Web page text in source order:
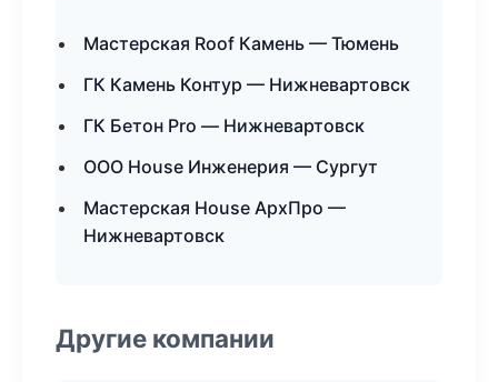
Мастерская Roof Камень — Тюмень
ГК Камень Контур — Нижневартовск
ГК Бетон Pro — Нижневартовск
ООО House Инженерия — Сургут
Мастерская House АрхПро —
Нижневартовск
Другие компании